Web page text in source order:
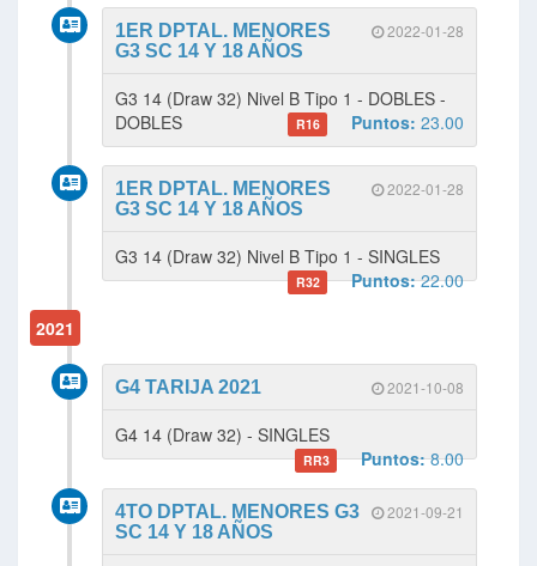
2022-01-28
1ER DPTAL. MENORES
G3 SC 14 Y 18 AÑOS
G3 14 (Draw 32) Nivel B Tipo 1 - DOBLES -
DOBLES
R16 Puntos: 23.00
2022-01-28
1ER DPTAL. MENORES
G3 SC 14 Y 18 AÑOS
G3 14 (Draw 32) Nivel B Tipo 1 - SINGLES
R32 Puntos:22.00
2021
2021-10-08
G4 TARIJA 2021
G4 14 (Draw 32) - SINGLES
RR3 Puntos:8.00
2021-09-21
4TO DPTAL. MENORES G3
SC 14 Y 18 AÑOS